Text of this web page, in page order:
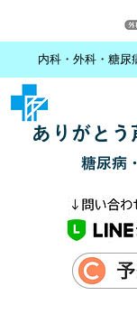
内科・外科・糖
ありがとう
糖尿病